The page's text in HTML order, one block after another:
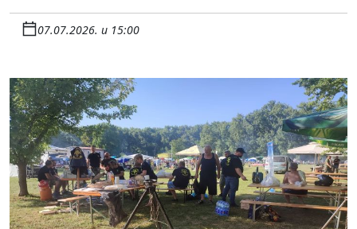
07.07.2026. u 15:00